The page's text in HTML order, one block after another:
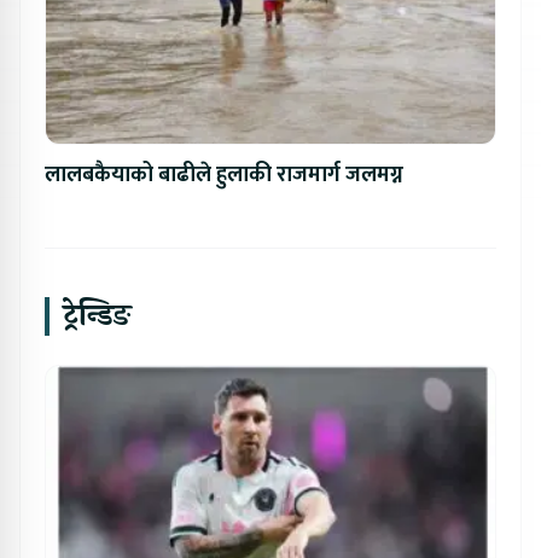
लालबकैयाको बाढीले हुलाकी राजमार्ग जलमग्न
ट्रेन्डिङ